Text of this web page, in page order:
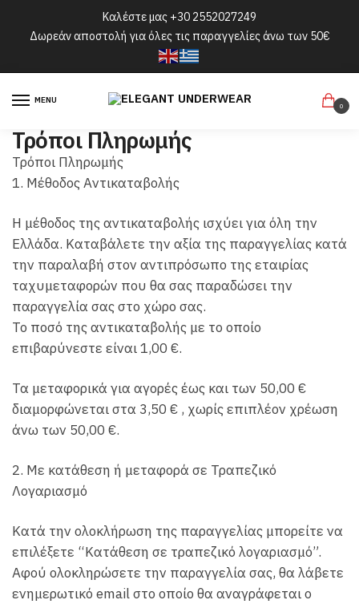
navigation
Καλέστε μας +30 2552027249
Δωρεάν αποστολή για όλες τις παραγγελίες άνω των 50€
MENU
0
Τρόποι Πληρωμής
Τρόποι Πληρωμής
1. Μέθοδος Αντικαταβολής
Η μέθοδος της αντικαταβολής ισχύει για όλη την
Ελλάδα. Καταβάλετε την αξία της παραγγελίας κατά
την παραλαβή στον αντιπρόσωπο της εταιρίας
ταχυμεταφορών που θα σας παραδώσει την
παραγγελία σας στο χώρο σας.
Το ποσό της αντικαταβολής με το οποίο
επιβαρύνεστε είναι 1,00 €.
Τα μεταφορικά για αγορές έως και των 50,00 €
διαμορφώνεται στα 3,50 € , χωρίς επιπλέον χρέωση
άνω των 50,00 €.
2. Με κατάθεση ή μεταφορά σε Τραπεζικό
Λογαριασμό
Κατά την ολοκλήρωση της παραγγελίας μπορείτε να
επιλέξετε “Κατάθεση σε τραπεζικό λογαριασμό”.
Αφού ολοκληρώσετε την παραγγελία σας, θα λάβετε
ενημερωτικό email στο οποίο θα αναγράφεται ο